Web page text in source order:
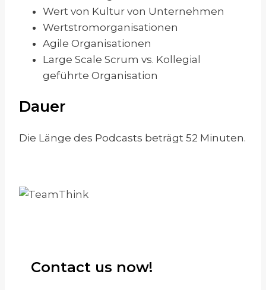
Wert von Kultur von Unternehmen
Wertstromorganisationen
Agile Organisationen
Large Scale Scrum vs. Kollegial
geführte Organisation
Dauer
Die Länge des Podcasts beträgt 52 Minuten.
Contact us now!